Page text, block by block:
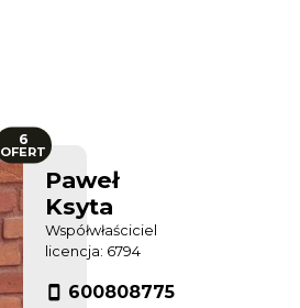
Paweł
Ksyta
Współwłaściciel
licencja: 6794
600808775
6
OFERT